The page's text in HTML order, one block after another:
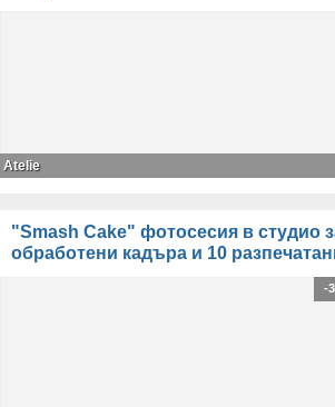
Atelie
"Smash Cake" фотосесия в студио
обработени кадъра и 10
-